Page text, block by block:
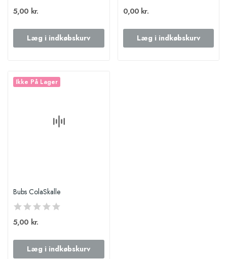
5,00 kr.
Læg i indkøbskurv
0,00 kr.
Læg i indkøbskurv
Ikke På Lager
Bubs ColaSkalle
5,00 kr.
Læg i indkøbskurv